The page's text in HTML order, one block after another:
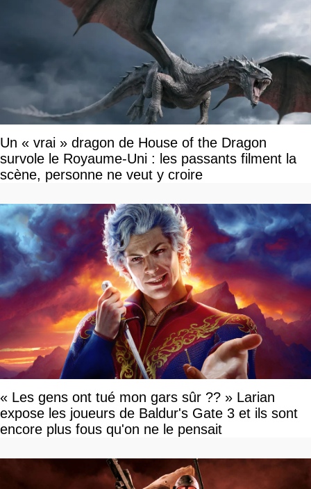
Un « vrai » dragon de House of the Dragon
survole le Royaume-Uni : les passants filment la
scène, personne ne veut y croire
« Les gens ont tué mon gars sûr ?? » Larian
expose les joueurs de Baldur's Gate 3 et ils sont
encore plus fous qu'on ne le pensait